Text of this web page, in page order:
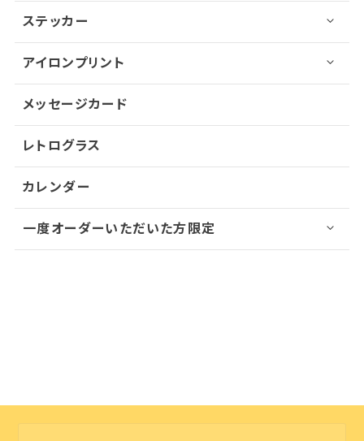
ステッカー
アイロンプリント
メッセージカード
レトログラス
カレンダー
一度オーダーいただいた方限定